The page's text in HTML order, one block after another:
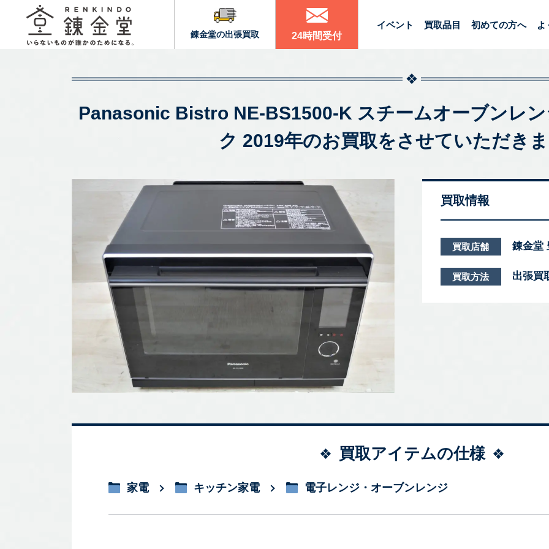
錬金堂の出張買取 24時間受付
イベント 買取品目 初めての方へ よ
Panasonic Bistro NE-BS1500-K スチームオーブンレ
ク 2019年のお買取をさせていただき
買取情報
買取店舗 錬金堂
買取方法 出張買
買取アイテムの仕様
家電 キッチン家電 電子レンジ・オーブンレンジ